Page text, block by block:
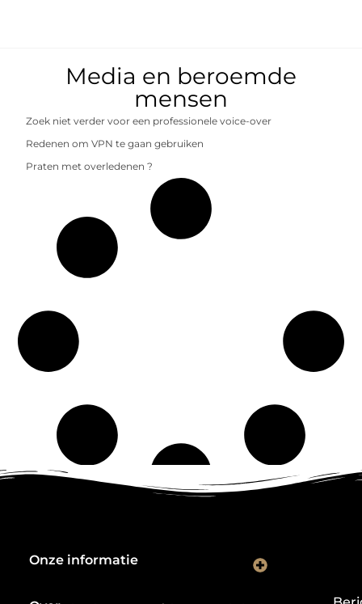
Media en beroemde
mensen
Zoek niet verder voor een professionele voice-over
Redenen om VPN te gaan gebruiken
Praten met overledenen ?
Onze informatie